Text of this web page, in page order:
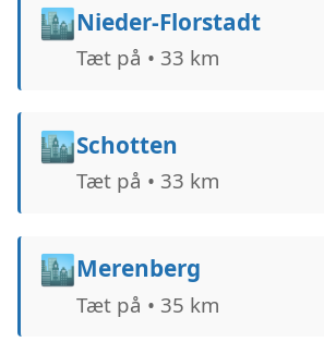
🏙️Nieder-Florstadt
Tæt på • 33 km
🏙️Schotten
Tæt på • 33 km
🏙️Merenberg
Tæt på • 35 km